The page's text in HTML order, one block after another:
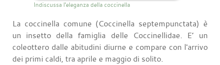
Indiscussa l'eleganza della coccinella
La coccinella comune (Coccinella septempunctata) è
un insetto della famiglia delle Coccinellidae. E’ un
coleottero dalle abitudini diurne e compare con l'arrivo
dei primi caldi, tra aprile e maggio di solito.